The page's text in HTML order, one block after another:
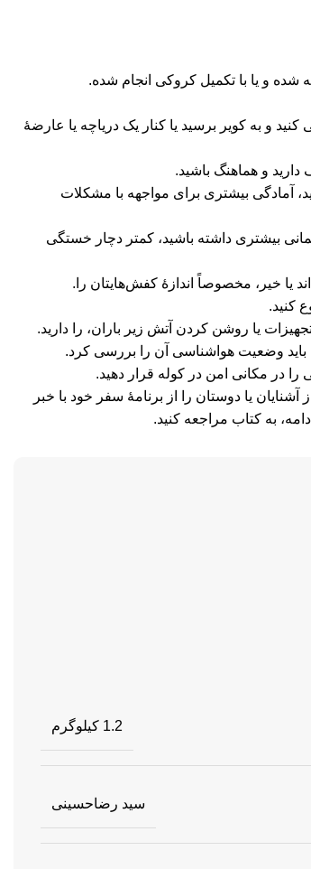
و به کویر برسید یا کنار یک دریاچه یا عارضۀ
و هماهنگ باشید.
آمادگی بیشتری برای مواجهه با مشکلات
بیشتری داشته باشید، کمتر دچار خستگی
یا خیر، مخصوصاً اندازۀ کفش‌هایتان را.
کنید.
یا روشن کردن آتش زیر باران، را دارید.
باید وضعیت هواشناسی آن را بررسی کرد.
را در مکانی امن در کوله قرار دهید.
آشنایان یا دوستان را از برنامۀ سفر خود با خبر
به کتاب مراجعه کنید.
1.2 کیلوگرم
سید رضاحسینی